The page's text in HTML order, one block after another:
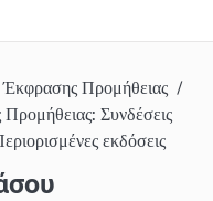
Προμήθειας
Συνδέσεις
εκδόσεις